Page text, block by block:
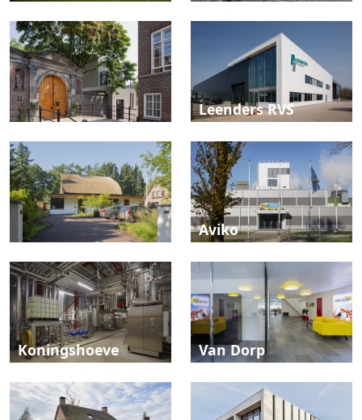
Leenders RVS
Aviko
Koningshoeve Van Dorp